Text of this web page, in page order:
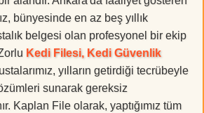
bünyesinde en az beş yıllık
belgesi olan profesyonel bir ekip
Kedi Filesi, Kedi Güvenlik
yılların getirdiği tecrübeyle
sunarak gereksiz
Kaplan File olarak, yaptığımız tüm